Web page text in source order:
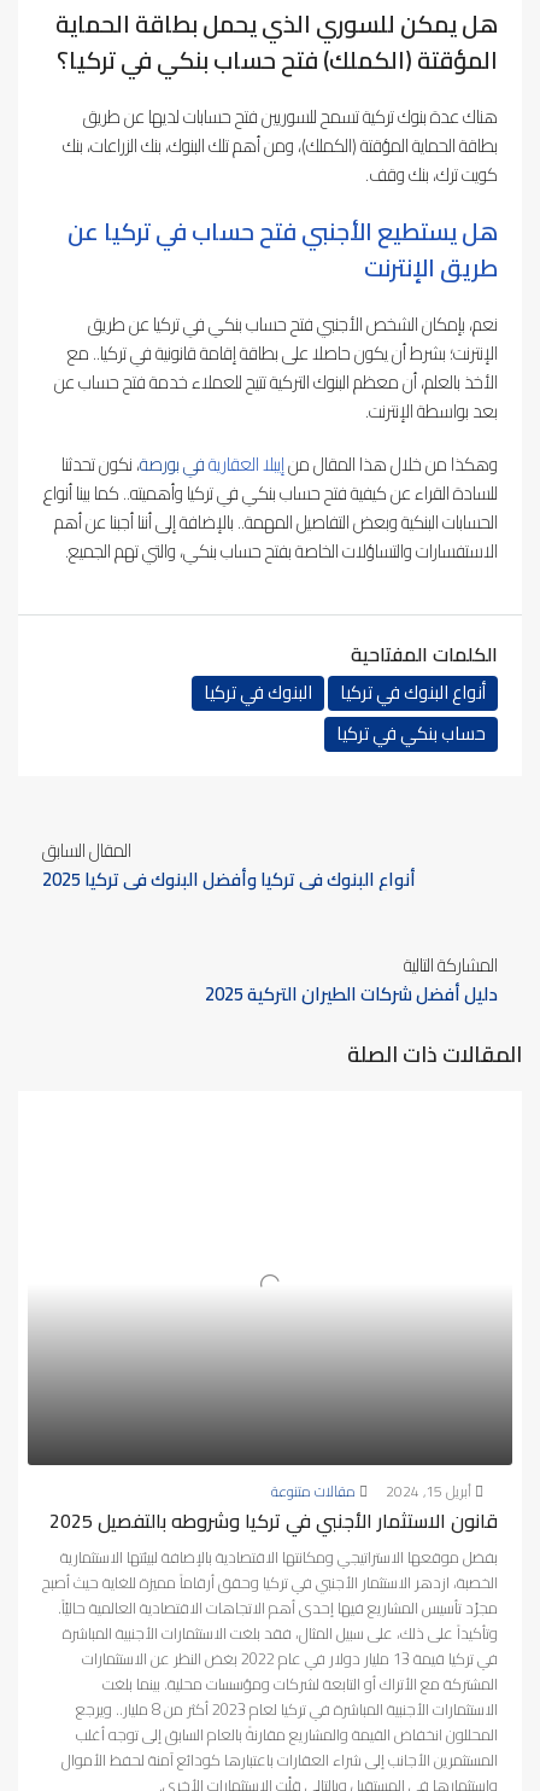
هل يمكن للسوري الذي يحمل بطاقة الحماية
المؤقتة (الكملك) فتح حساب بنكي في تركيا؟
هناك عدة بنوك تركية تسمح للسوريين فتح حسابات لديها عن طريق
بطاقة الحماية المؤقتة (الكملك)، ومن أهم تلك البنوك، بنك الزراعات، بنك
كويت ترك، بنك وقف.
هل يستطيع الأجنبي فتح حساب في تركيا عن
طريق الإنترنت
نعم، بإمكان الشخص الأجنبي فتح حساب بنكي في تركيا عن طريق
الإنترنت؛ بشرط أن يكون حاصلا على بطاقة إقامة قانونية في تركيا.. مع
الأخذ بالعلم، أن معظم البنوك التركية تتيح للعملاء خدمة فتح حساب عن
بعد بواسطة الإنترنت.
وهكذا من خلال هذا المقال منإيبلا العقاريةفي بورصة، نكون تحدثنا
للسادة القراء عن كيفية فتح حساب بنكي في تركيا وأهميته.. كما بينا أنواع
الحسابات البنكية وبعض التفاصيل المهمة.. بالإضافة إلى أننا أجبنا عن أهم
الاستفسارات والتساؤلات الخاصة بفتح حساب بنكي، والتي تهم الجميع.
الكلمات المفتاحية
أنواع البنوك في تركيا
البنوك في تركيا
حساب بنكي في تركيا
المقال السابق
أنواع البنوك في تركيا وأفضل البنوك في تركيا 2025
المشاركة التالية
دليل أفضل شركات الطيران التركية 2025
المقالات ذات الصلة
أبريل 15, 2024 مقالات متنوعة
قانون الاستثمار الأجنبي في تركيا وشروطه بالتفصيل 2025
بفضل موقعها الاستراتيجي ومكانتها الاقتصادية بالإضافة لبيئتها الاستثمارية
الخصبة، ازدهر الاستثمار الأجنبي في تركيا وحقق أرقاماً مميزة للغاية حيث أصبح
مجرّد تأسيس المشاريع فيها إحدى أهم الاتجاهات الاقتصادية العالمية حاليّاً.
وتأكيداً على ذلك، على سبيل المثال، فقد بلغت الاستثمارات الأجنبية المباشرة
في تركيا قيمة 13 مليار دولار في عام 2022 بغض النظر عن الاستثمارات
المشتركة مع الأتراك أو التابعة لشركات ومؤسسات محلية. بينما بلغت
الاستثمارات الأجنبية المباشرة في تركيا لعام 2023 أكثر من 8 مليار.. ويرجع
المحللون انخفاض القيمة والمشاريع مقارنةً بالعام السابق إلى توجه أغلب
المستثمرين الأجانب إلى شراء العقارات باعتبارها كودائع آمنة لحفظ الأموال
واستثمارها في المستقبل وبالتالي قلّت الاستثمارات الأخرى.